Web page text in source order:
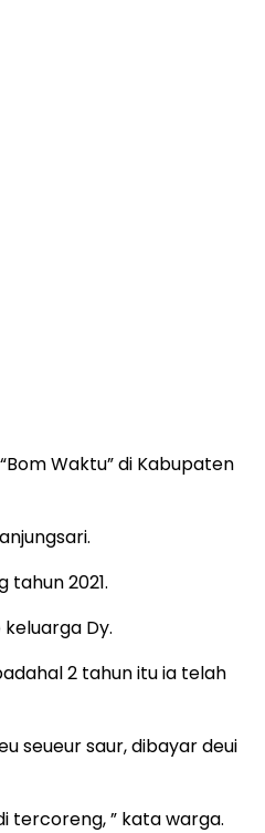
Waktu” di Kabupaten
2021.
Dy.
2 tahun itu ia telah
seueur saur, dibayar deui
tercoreng, ” kata warga.